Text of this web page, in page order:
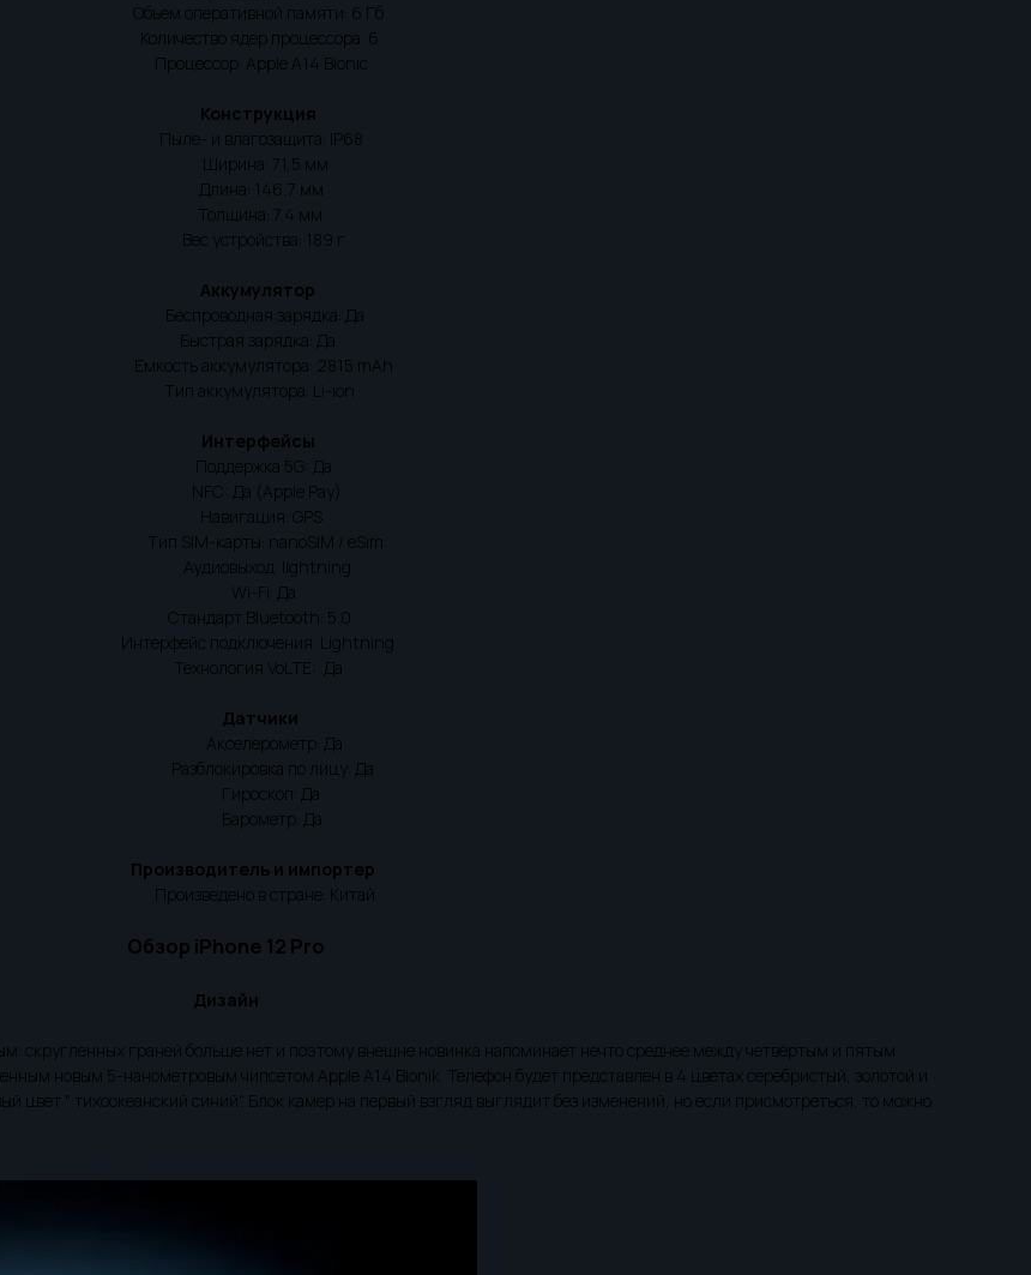
Объем оперативной памяти: 6 Гб
Количество ядер процессора: 6
Процессор: Apple A14 Bionic
Конструкция
Пыле- и влагозащита: IP68
Ширина: 71,5 мм
Длина: 146,7 мм
Толщина: 7.4 мм
Вес устройства: 189 г
Аккумулятор
Беспроводная зарядка: Да
Быстрая зарядка: Да
Емкость аккумулятора: 2815 mAh
Тип аккумулятора: Li-ion
Интерфейсы
Поддержка 5G: Да
NFC: Да (Apple Pay)
Навигация: GPS
Тип SIM-карты: nanoSIM / eSim
Аудиовыход: lightning
Wi-Fi: Да
Стандарт Bluetooth: 5.0
Интерфейс подключения: Lightning
Технология VoLTE: Да
Датчики
Акселерометр: Да
Разблокировка по лицу: Да
Гироскоп: Да
Барометр: Да
Производитель и импортер
Произведено в стране: Китай
Обзор iPhone 12 Pro
Дизайн
скругленных граней больше нет и поэтому внешне новинка напоминает нечто среднее между четвёртым и пятым
новым 5-нанометровым чипсетом Apple A14 Bionik. Телефон будет представлен в 4 цветах серебристый, золотой и
цвет " тихоокеанский синий". Блок камер на первый взгляд выглядит без изменений, но если присмотреться, то можно